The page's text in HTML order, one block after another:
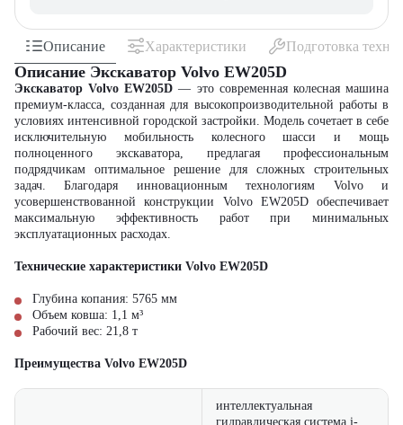
Описание Характеристики Подготовка
Описание Экскаватор Volvo EW205D
Экскаватор Volvo EW205D — это современная колесная машина
премиум-класса, созданная для высокопроизводительной работы в
условиях интенсивной городской застройки. Модель сочетает в себе
исключительную мобильность колесного шасси и мощь
полноценного экскаватора, предлагая профессиональным
подрядчикам оптимальное решение для сложных строительных
задач. Благодаря инновационным технологиям Volvo и
усовершенствованной конструкции Volvo EW205D обеспечивает
максимальную эффективность работ при минимальных
эксплуатационных расходах.
Технические характеристики Volvo EW205D
Глубина копания: 5765 мм
Объем ковша: 1,1 м³
Рабочий вес: 21,8 т
Преимущества Volvo EW205D
интеллектуальная
гидравлическая система i-